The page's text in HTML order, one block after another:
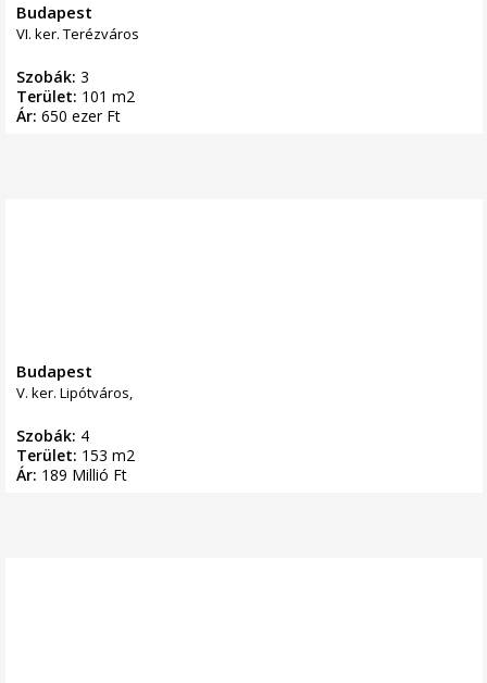
Budapest
VI. ker. Terézváros
Szobák: 3
Terület: 101 m2
Ár: 650 ezer Ft
Budapest
V. ker. Lipótváros,
Szobák: 4
Terület: 153 m2
Ár: 189 Millió Ft